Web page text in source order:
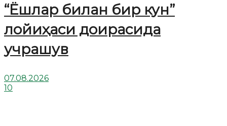
“Ёшлар билан бир кун”
лойиҳаси доирасида
учрашув
07.08.2026
10